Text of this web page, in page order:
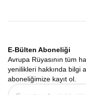
E-Bülten Aboneliği
Avrupa Rüyasının tüm
yenilikleri hakkında bilgi
aboneliğimize kayıt ol.